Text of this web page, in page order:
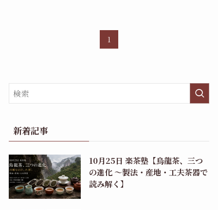
1
新着記事
10月25日 楽茶塾【烏龍茶、三つ
の進化 〜製法・産地・工夫茶器で
読み解く】